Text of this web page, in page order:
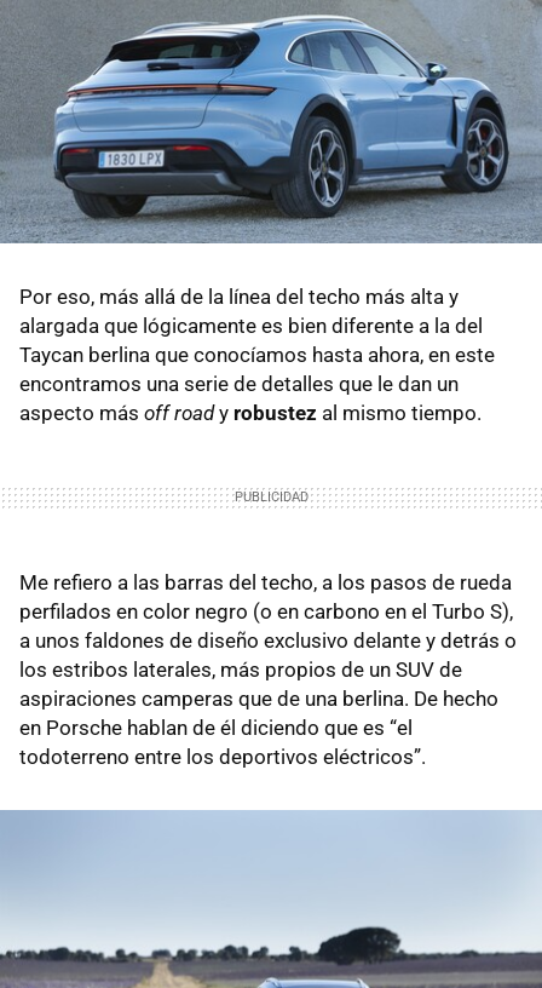
Por eso, más allá de la línea del techo más alta y
alargada que lógicamente es bien diferente a la del
Taycan berlina que conocíamos hasta ahora, en este
encontramos una serie de detalles que le dan un
aspecto más off roady robustez al mismo tiempo.
Me refiero a las barras del techo, a los pasos de rueda
perfilados en color negro (o en carbono en el Turbo S),
a unos faldones de diseño exclusivo delante y detrás o
los estribos laterales, más propios de un SUV de
aspiraciones camperas que de una berlina. De hecho
en Porsche hablan de él diciendo que es “el
todoterreno entre los deportivos eléctricos”.